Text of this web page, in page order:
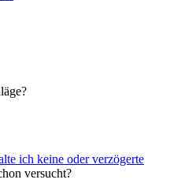
ich keine oder verzögerte
versucht?